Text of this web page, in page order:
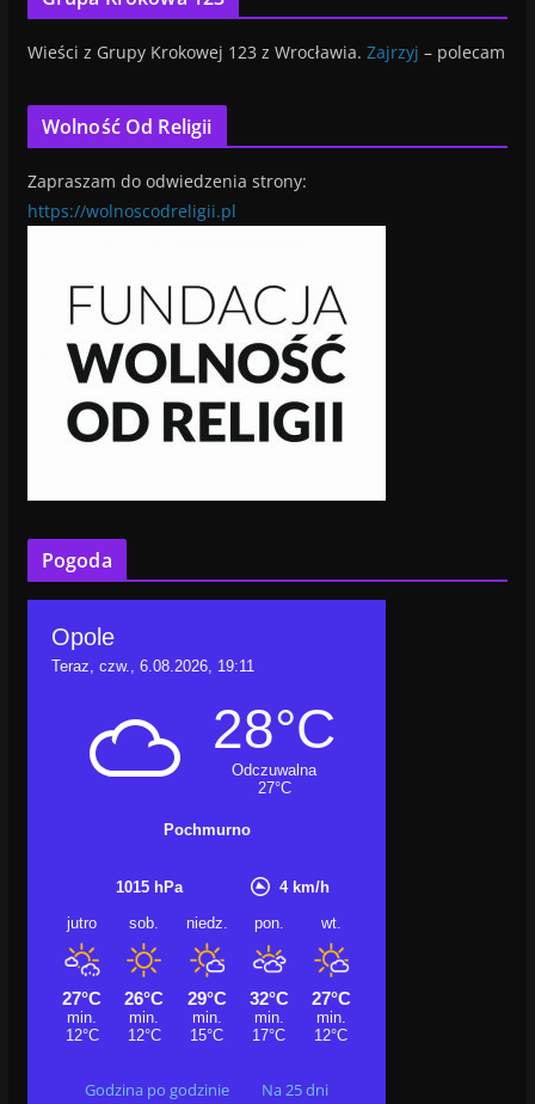
Wieści z Grupy Krokowej 123 z Wrocławia. Zajrzyj – polecam
Wolność Od Religii
Zapraszam do odwiedzenia strony:
https://wolnoscodreligii.pl
Pogoda
Godzina po godzinie Na 25 dni